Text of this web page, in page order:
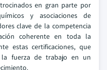
en gran parte por
y asociaciones de
clave de la competencia
coherente en toda la
estas certificaciones, que
fuerza de trabajo en un